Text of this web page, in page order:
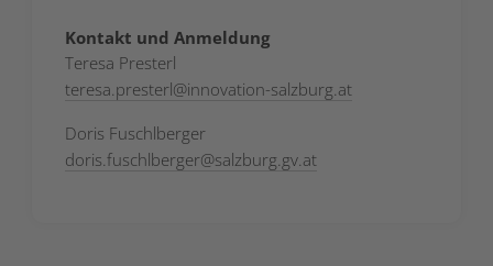
Kontakt und Anmeldung
Teresa Presterl
teresa.presterl@innovation-salzburg.at
Doris Fuschlberger
doris.fuschlberger@salzburg.gv.at